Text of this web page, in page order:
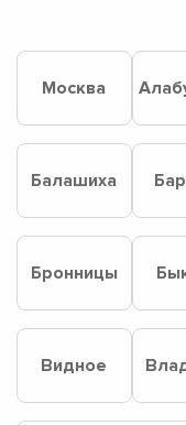
Москва
Балашиха
Бронницы
Видное